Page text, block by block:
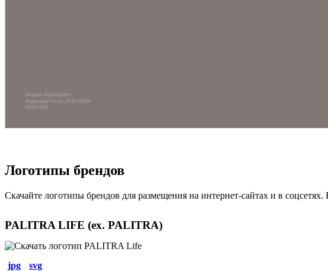
Логотипы брендов
Скачайте логотипы брендов для размещения на интернет-сайтах и в
PALITRA LIFE (ex. PALITRA)
jpg svg